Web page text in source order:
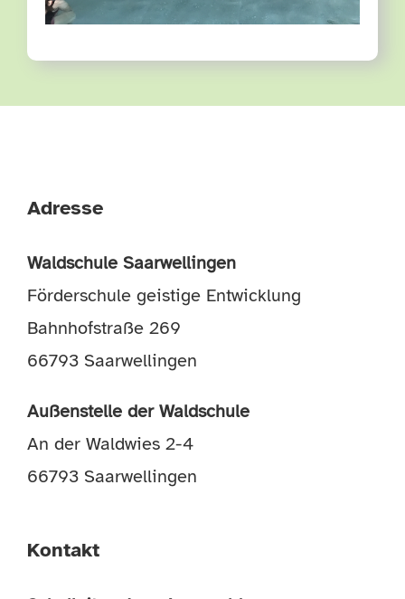
Adresse
Waldschule Saarwellingen
Förderschule geistige Entwicklung
Bahnhofstraße 269
66793 Saarwellingen
Außenstelle der Waldschule
An der Waldwies 2-4
66793 Saarwellingen
Kontakt